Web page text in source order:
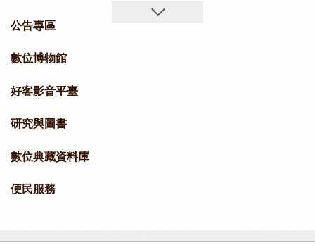
公告專區
數位博物館
好客影音平臺
研究與圖書
數位典藏資料庫
便民服務